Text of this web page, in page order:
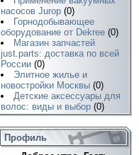
насосов Jurop (0)
Горнодобывающее
оборудование от Dekree (0)
Магазин запчастей
just.parts: доставка по всей
России (0)
Элитное жилье и
новостройки Москвы (0)
Детские аксессуары для
волос: виды и выбор (0)
Профиль